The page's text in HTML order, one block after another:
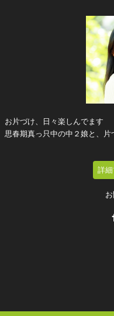
お片づけ、日々楽しんでます
思春期真っ只中の中２娘と、片
詳